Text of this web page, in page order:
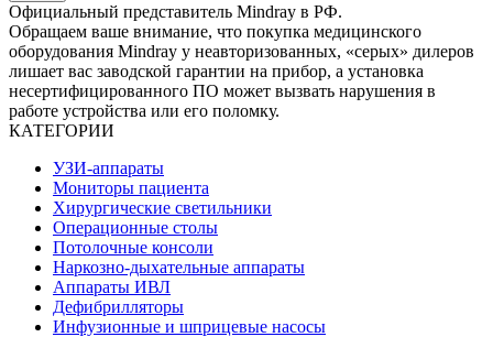
Официальный представитель Mindray в РФ.
Обращаем ваше внимание, что покупка медицинского
оборудования Mindray у неавторизованных, «серых» дилеров
лишает вас заводской гарантии на прибор, а установка
несертифицированного ПО может вызвать нарушения в
работе устройства или его поломку.
КАТЕГОРИИ
УЗИ-аппараты
Мониторы пациента
Хирургические светильники
Операционные столы
Потолочные консоли
Наркозно-дыхательные аппараты
Аппараты ИВЛ
Дефибрилляторы
Инфузионные и шприцевые насосы